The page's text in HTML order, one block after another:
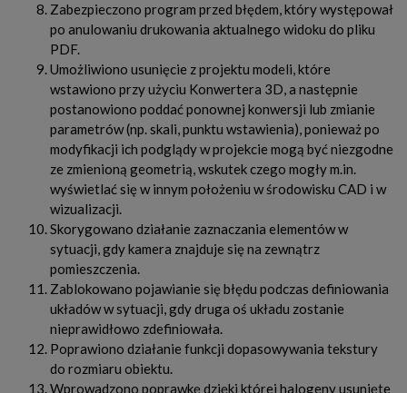
Zabezpieczono program przed błędem, który występował
po anulowaniu drukowania aktualnego widoku do pliku
PDF.
Umożliwiono usunięcie z projektu modeli, które
wstawiono przy użyciu Konwertera 3D, a następnie
postanowiono poddać ponownej konwersji lub zmianie
parametrów (np. skali, punktu wstawienia), ponieważ po
modyfikacji ich podglądy w projekcie mogą być niezgodne
ze zmienioną geometrią, wskutek czego mogły m.in.
wyświetlać się w innym położeniu w środowisku CAD i w
wizualizacji.
Skorygowano działanie zaznaczania elementów w
sytuacji, gdy kamera znajduje się na zewnątrz
pomieszczenia.
Zablokowano pojawianie się błędu podczas definiowania
układów w sytuacji, gdy druga oś układu zostanie
nieprawidłowo zdefiniowała.
Poprawiono działanie funkcji dopasowywania tekstury
do rozmiaru obiektu.
Wprowadzono poprawkę dzięki której halogeny usunięte